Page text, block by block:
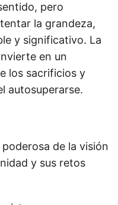
pero
la grandeza,
y significativo. La
en un
los sacrificios y
autosuperarse.
de la visión
y sus retos